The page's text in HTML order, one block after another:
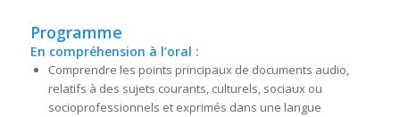
Programme
En compréhension à l’oral :
Comprendre les points principaux de documents audio,
relatifs à des sujets courants, culturels, sociaux ou
socioprofessionnels et exprimés dans une langue